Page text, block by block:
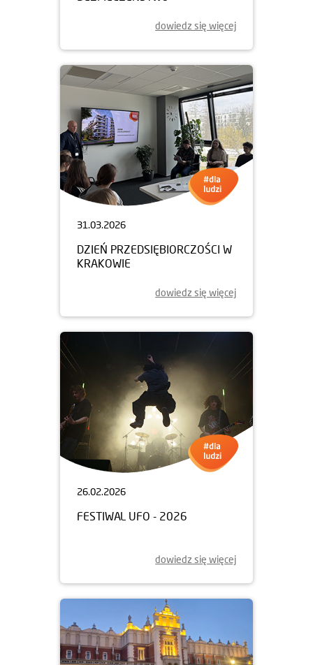
dowiedz się więcej
31.03.2026
DZIEŃ PRZEDSIĘBIORCZOŚCI W
KRAKOWIE
dowiedz się więcej
26.02.2026
FESTIWAL UFO - 2026
dowiedz się więcej